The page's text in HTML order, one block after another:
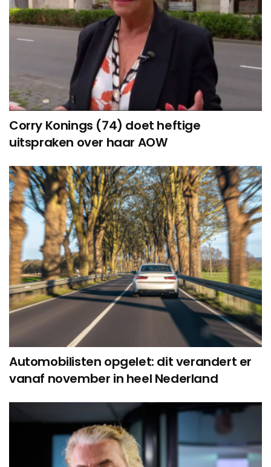
Corry Konings (74) doet heftige
uitspraken over haar AOW
Automobilisten opgelet: dit verandert er
vanaf november in heel Nederland